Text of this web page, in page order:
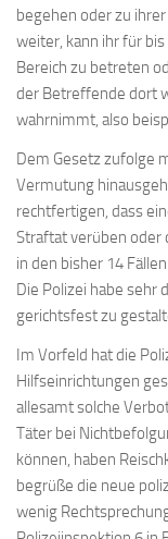
begehen oder zu
weiter, kann ihr für
Bereich zu betreten
der Betreffende dort
wahrnimmt, also
Dem Gesetz zufolge
Vermutung
rechtfertigen, dass
Straftat verüben oder
in den bisher 14
Die Polizei habe sehr
gerichtsfest zu
Im Vorfeld hat die
Hilfseinrichtungen
allesamt solche
Täter bei
können, haben
begrüße die neue
wenig